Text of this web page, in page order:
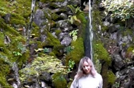
budget
accessibles aux petits budgets